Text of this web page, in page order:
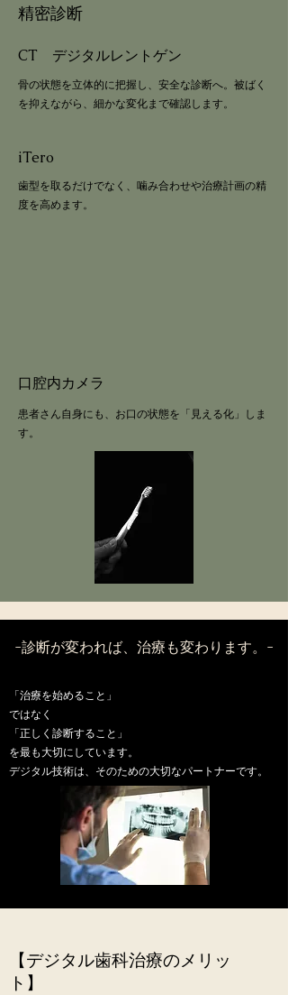
精密診断
CT デジタルレントゲン
骨の状態を立体的に把握し、安全な診断へ。被ばく
を抑えながら、細かな変化まで確認します。
iTero
歯型を取るだけでなく、噛み合わせや治療計画の精
度を高めます。
口腔内カメラ
患者さん自身にも、お口の状態を「見える化」しま
す。
-診断が変われば、治療も変わります。-
「治療を始めること」
ではなく
「正しく診断すること」
を最も大切にしています。
デジタル技術は、そのための大切なパートナーです。
【デジタル歯科治療のメリッ
ト】